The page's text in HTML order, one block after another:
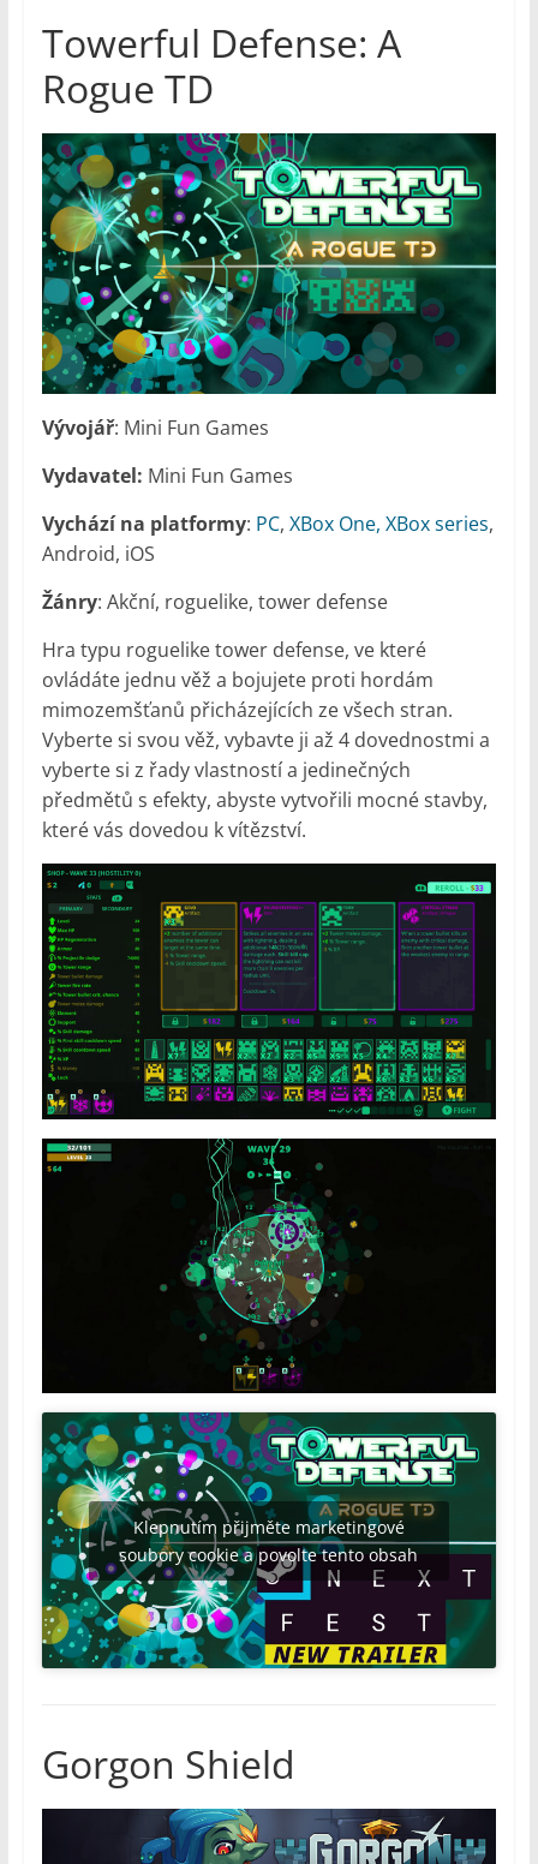
Towerful Defense: A
Rogue TD
Vývojář: Mini Fun Games
Vydavatel: Mini Fun Games
Vychází na platformy: PC, XBox One, XBox series,
Android, iOS
Žánry: Akční, roguelike, tower defense
Hra typu roguelike tower defense, ve které
ovládáte jednu věž a bojujete proti hordám
mimozemšťanů přicházejících ze všech stran.
Vyberte si svou věž, vybavte ji až 4 dovednostmi a
vyberte si z řady vlastností a jedinečných
předmětů s efekty, abyste vytvořili mocné stavby,
které vás dovedou k vítězství.
Klepnutím přijměte marketingové
soubory cookie a povolte tento obsah
Gorgon Shield